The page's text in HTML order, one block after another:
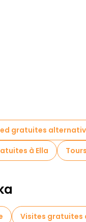
gratuites
à Ella
Visites gratuites